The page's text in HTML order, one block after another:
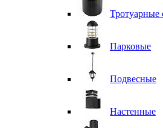
Тротуарные
Парковые
Подвесные
Настенные